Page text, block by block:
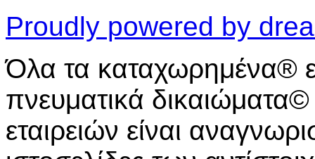
Proudly powered by
Όλα τα καταχωρημένα®
πνευματικά
εταιρειών είναι